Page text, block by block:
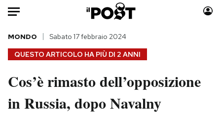
Auto
HOME
Italia
Politica
Moda
Consumismi
QUESTO ARTICOLO HA PIÙ DI 2 ANNI
MONDO Sabato 17 febbraio 2024
Cos’è rimasto dell’opposizione
in Russia, dopo Navalny